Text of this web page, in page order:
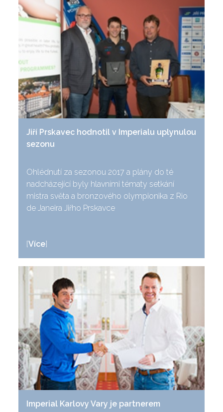
Jiří Prskavec hodnotil v Imperialu uplynulou
sezonu
Ohlédnutí za sezonou 2017 a plány do té
nadcházející byly hlavními tématy setkání
mistra světa a bronzového olympionika z Rio
de Janeira Jiřho Prskavce
[Více]
Imperial Karlovy Vary je partnerem